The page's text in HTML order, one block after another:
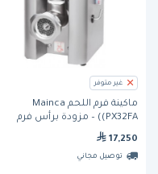
غير متوفر
ماكينة فرم اللحم Mainca
(PX32FA) – مزودة برأس فرم
الفولاذ المقاوم للصدأ والألمنيوم.
17,250
توصيل مجاني